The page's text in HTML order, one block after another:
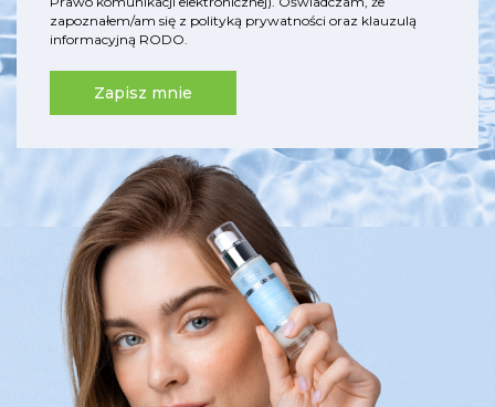
zapoznałem/am się z polityką prywatności oraz klauzulą
informacyjną RODO.
Zapisz mnie